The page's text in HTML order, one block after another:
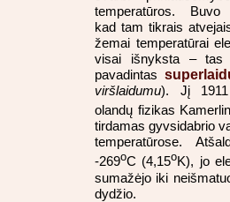
temperatūros. Buvo
kad tam tikrais
žemai temperatūrai
visai išnyksta – tas
pavadintas
viršlaidumu). Jį
olandų fizikas
tirdamas gyvsidabrio
temperatūrose.
-269oC (4,15oK), jo
sumažėjo iki
dydžio.